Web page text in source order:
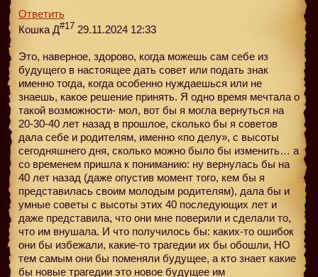
Ответить
Кошка Д#17 29.11.2024 12:33
Это, наверное, здорово, когда можешь сам себе из
будущего в настоящее дать совет или подать знак
именно тогда, когда особенно нуждаешься или не
знаешь, какое решение принять. Я одно время мечтала о
такой возможности- мол, вот бы я могла вернуться на
20-30-40 лет назад в прошлое, сколько бы я советов
дала себе и родителям, именно «по делу», с высоты
сегодняшнего дня, сколько можно было бы изменить… а
со временем пришла к пониманию: ну вернулась бы на
40 лет назад (даже опустив момент того, кем бы я
представилась своим молодым родителям), дала бы и
умные советы с высоты этих 40 последующих лет и
даже представила, что они мне поверили и сделали то,
что им внушала. И что получилось бы: каких-то ошибок
они бы избежали, какие-то трагедии их бы обошли, НО
тем самым они бы поменяли будущее, а кто знает какие
бы новые трагедии это новое будущее им